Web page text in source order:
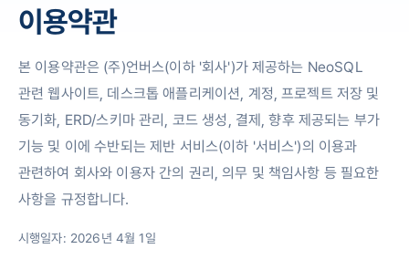
이용약관
본 이용약관은 (주)언버스(이하 '회사')가 제공하는 NeoSQL
관련 웹사이트, 데스크톱 애플리케이션, 계정, 프로젝트 저장 및
동기화, ERD/스키마 관리, 코드 생성, 결제, 향후 제공되는 부가
기능 및 이에 수반되는 제반 서비스(이하 '서비스')의 이용과
관련하여 회사와 이용자 간의 권리, 의무 및 책임사항 등 필요한
사항을 규정합니다.
시행일자: 2026년 4월 1일